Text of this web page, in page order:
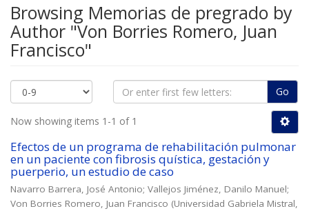
Browsing Memorias de pregrado by
Author "Von Borries Romero, Juan
Francisco"
Go
Now showing items 1-1 of 1
Efectos de un programa de rehabilitación pulmonar
en un paciente con fibrosis quística, gestación y
puerperio, un estudio de caso
Navarro Barrera, José Antonio; Vallejos Jiménez, Danilo Manuel;
Von Borries Romero, Juan Francisco (Universidad Gabriela Mistral,